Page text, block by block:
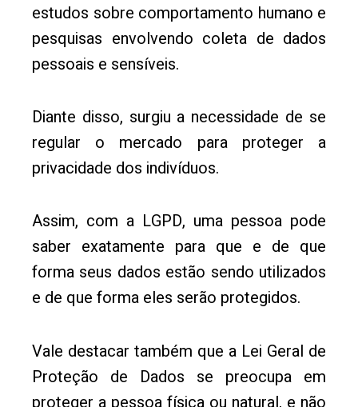
estudos sobre comportamento humano e
pesquisas envolvendo coleta de dados
pessoais e sensíveis.
Diante disso, surgiu a necessidade de se
regular o mercado para proteger a
privacidade dos indivíduos.
Assim, com a LGPD, uma pessoa pode
saber exatamente para que e de que
forma seus dados estão sendo utilizados
e de que forma eles serão protegidos.
Vale destacar também que a Lei Geral de
Proteção de Dados se preocupa em